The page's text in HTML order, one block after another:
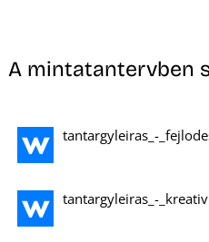
A mintatantervben
tantargyleiras_-
tantargyleiras_-